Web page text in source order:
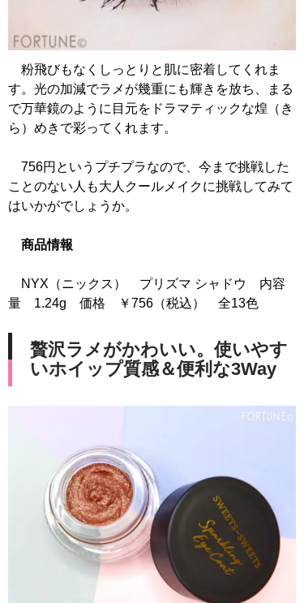
粉飛びもなくしっとりと肌に密着してくれま
す。光の加減でラメが幾重にも輝きを放ち、まる
で万華鏡のように目元をドラマティックな煌（き
ら）めきで彩ってくれます。
756円というプチプラなので、今まで挑戦した
ことのない人も大人クールメイクに挑戦してみて
はいかがでしょうか。
商品情報
NYX（ニックス） プリズマ シャドウ 内容
量 1.24g 価格 ￥756（税込） 全13色
贅沢ラメがかわいい。使いやす
いホイップ質感＆便利な3Way